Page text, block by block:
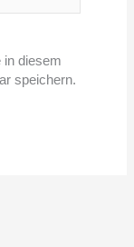
in diesem
speichern.